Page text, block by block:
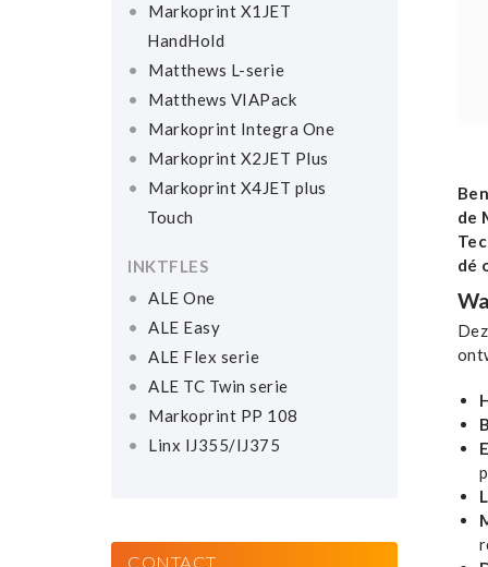
Markoprint X1JET
HandHold
Matthews L-serie
Matthews VIAPack
Markoprint Integra One
Markoprint X2JET Plus
Markoprint X4JET plus
Touch
INKTFLES
ALE One
ALE Easy
ALE Flex serie
ALE TC Twin serie
Markoprint PP 108
Linx IJ355/IJ375
CONTACT
de
dé